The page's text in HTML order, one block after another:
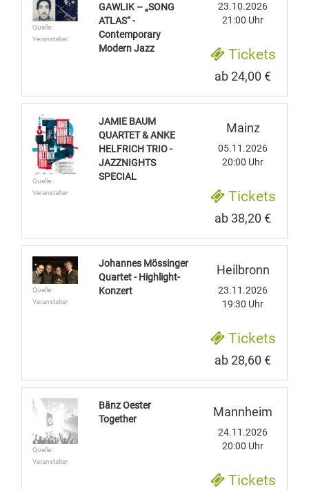
Quelle:
Veranstalter
GAWLIK – „SONG
ATLAS“ -
Contemporary
Modern Jazz
23.10.2026
21:00 Uhr
Tickets
ab 24,00 €
Quelle:
Veranstalter
JAMIE BAUM
QUARTET & ANKE
HELFRICH TRIO -
JAZZNIGHTS
SPECIAL
Mainz
05.11.2026
20:00 Uhr
Tickets
ab 38,20 €
Quelle:
Veranstalter
Johannes Mössinger
Quartet - Highlight-
Konzert
Heilbronn
23.11.2026
19:30 Uhr
Tickets
ab 28,60 €
Quelle:
Veranstalter
Bänz Oester
Together
Mannheim
24.11.2026
20:00 Uhr
Tickets